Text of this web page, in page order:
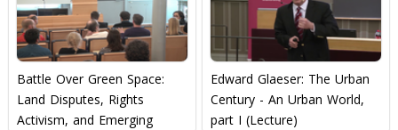
Battle Over Green Space:
Land Disputes, Rights
Activism, and Emerging
Edward Glaeser: The Urban
Century - An Urban World,
part I (Lecture)